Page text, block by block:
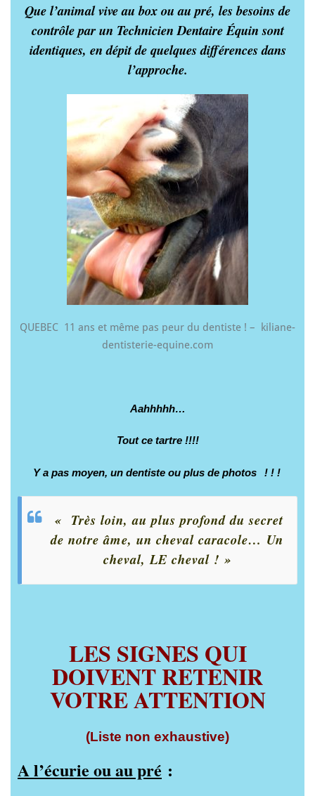
Que l’animal vive au box ou au pré, les besoins de
contrôle par un Technicien Dentaire Équin sont
identiques, en dépit de quelques différences dans
l’approche.
QUEBEC 11 ans et même pas peur du dentiste ! – kiliane-
dentisterie-equine.com
Aahhhhh…
Tout ce tartre !!!!
Y a pas moyen, un dentiste ou plus de photos !!!
« Très loin, au plus profond du secret
de notre âme, un cheval caracole… Un
cheval, LE cheval ! »
LES SIGNES QUI
DOIVENT RETENIR
VOTRE ATTENTION
(Liste non exhaustive)
A l’écurie ou au pré :